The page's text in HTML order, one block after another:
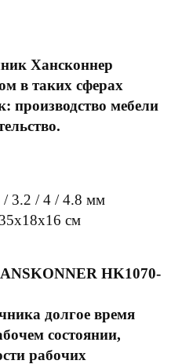
Хансконнер
в таких сферах
производство мебели
/ 3.2 / 4 / 4.8 мм
см
HK1070-
долгое время
состоянии,
рабочих